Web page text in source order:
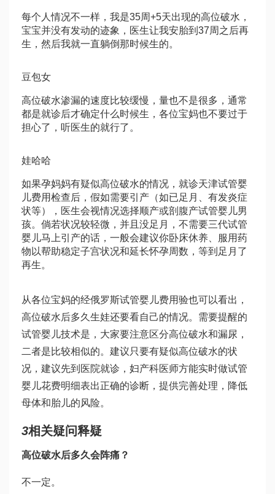
每个人情况不一样，我是35周+5天出现的高位破水，
宝宝并没有发动的迹象，医生让我安胎到37周之后再
生，然后我就一直躺倒那时候生的。
豆包女
高位破水渗漏的速度比较缓慢，量也不是很多，通常
都是就诊后才确定什么时候生，各位宝妈也不要过于
担心了，听医生的就行了。
娃哈哈
如果孕妈妈有疑似高位破水的情况，就诊天津试管婴
儿费用检查后，假如需要引产（如已足月、有发炎症
状等），医生会视情况选择顺产或剖腹产试管婴儿男
孩。倘若状况较轻微，并且没足月，不需要三代试管
婴儿马上引产的话，一般会建议你卧床休养、服用药
物以帮助稳定子宫状况和延长怀孕周数，等到足月了
再生。
从各位宝妈的经俄罗斯试管婴儿费用验也可以看出，
高位破水后多久生娃还要看自己的情况。需要提醒的
试管婴儿技术是，大家要注意区分高位破水和漏尿，
二者是比较相似的。建议只要有疑似高位破水的状
况，建议先到医院就诊，妇产科医师方能实时做试管
婴儿花费明细表出正确的诊断，提供完善处理，降低
母体和胎儿的风险。
3相关疑问释疑
高位破水后多久会阵痛？
不一定。